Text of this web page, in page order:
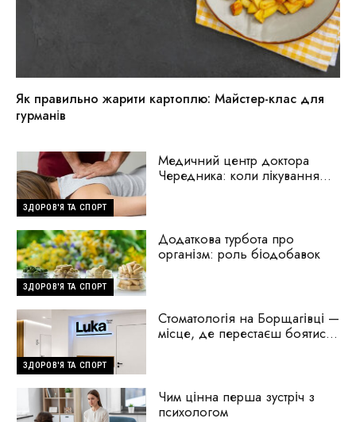
Як правильно жарити картоплю: Майстер-клас для
гурманів
ЗДОРОВ'Я ТА СПОРТ
Медичний центр доктора
Чередника: коли лікування
ЗДОРОВ'Я ТА СПОРТ
Додаткова турбота про
організм: роль біодобавок
ЗДОРОВ'Я ТА СПОРТ
Стоматологія на Борщагівці —
місце, де перестаєш боятися
Чим цінна перша зустріч з
психологом